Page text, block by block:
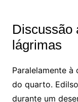
Discussão
lágrimas
Paralelamente
do quarto.
durante um